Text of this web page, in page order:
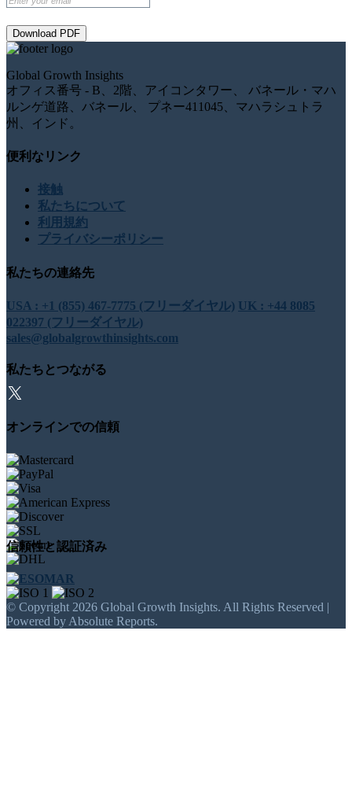
Download PDF
Global Growth Insights
オフィス番号 - B、2階、アイコンタワー、 バネール・マハ
ルンゲ道路、バネール、 プネー411045、マハラシュトラ
州、インド。
便利なリンク
接触
私たちについて
利用規約
プライバシーポリシー
私たちの連絡先
USA : +1 (855) 467-7775 (フリーダイヤル) UK : +44 8085
022397 (フリーダイヤル)
sales@globalgrowthinsights.com
私たちとつながる
オンラインでの信頼
信頼性と認証済み
© Copyright 2026 Global Growth Insights. All Rights Reserved |
Powered by Absolute Reports.